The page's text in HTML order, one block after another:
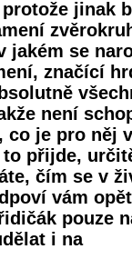
jinak
jakém se
značící
není
co je pro něj v
to přijde,
čím se v
vám opět
pouze
i na